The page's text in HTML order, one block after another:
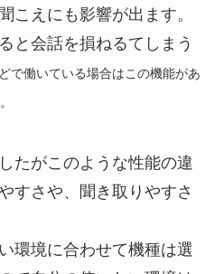
こえにも影響が出ます。
と会話を損ねるてしまう
で働いている場合はこの機能があ
たがこのような性能の違
すさや、聞き取りやすさ
環境に合わせて機種は選